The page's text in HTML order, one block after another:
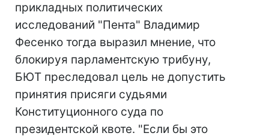
прикладных политических
исследований "Пента" Владимир
Фесенко тогда выразил мнение, что
блокируя парламентскую трибуну,
БЮТ преследовал цель не допустить
принятия присяги судьями
Конституционного суда по
президентской квоте. "Если бы это